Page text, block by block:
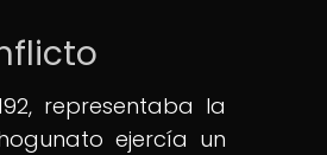
representaba la
ejercía un